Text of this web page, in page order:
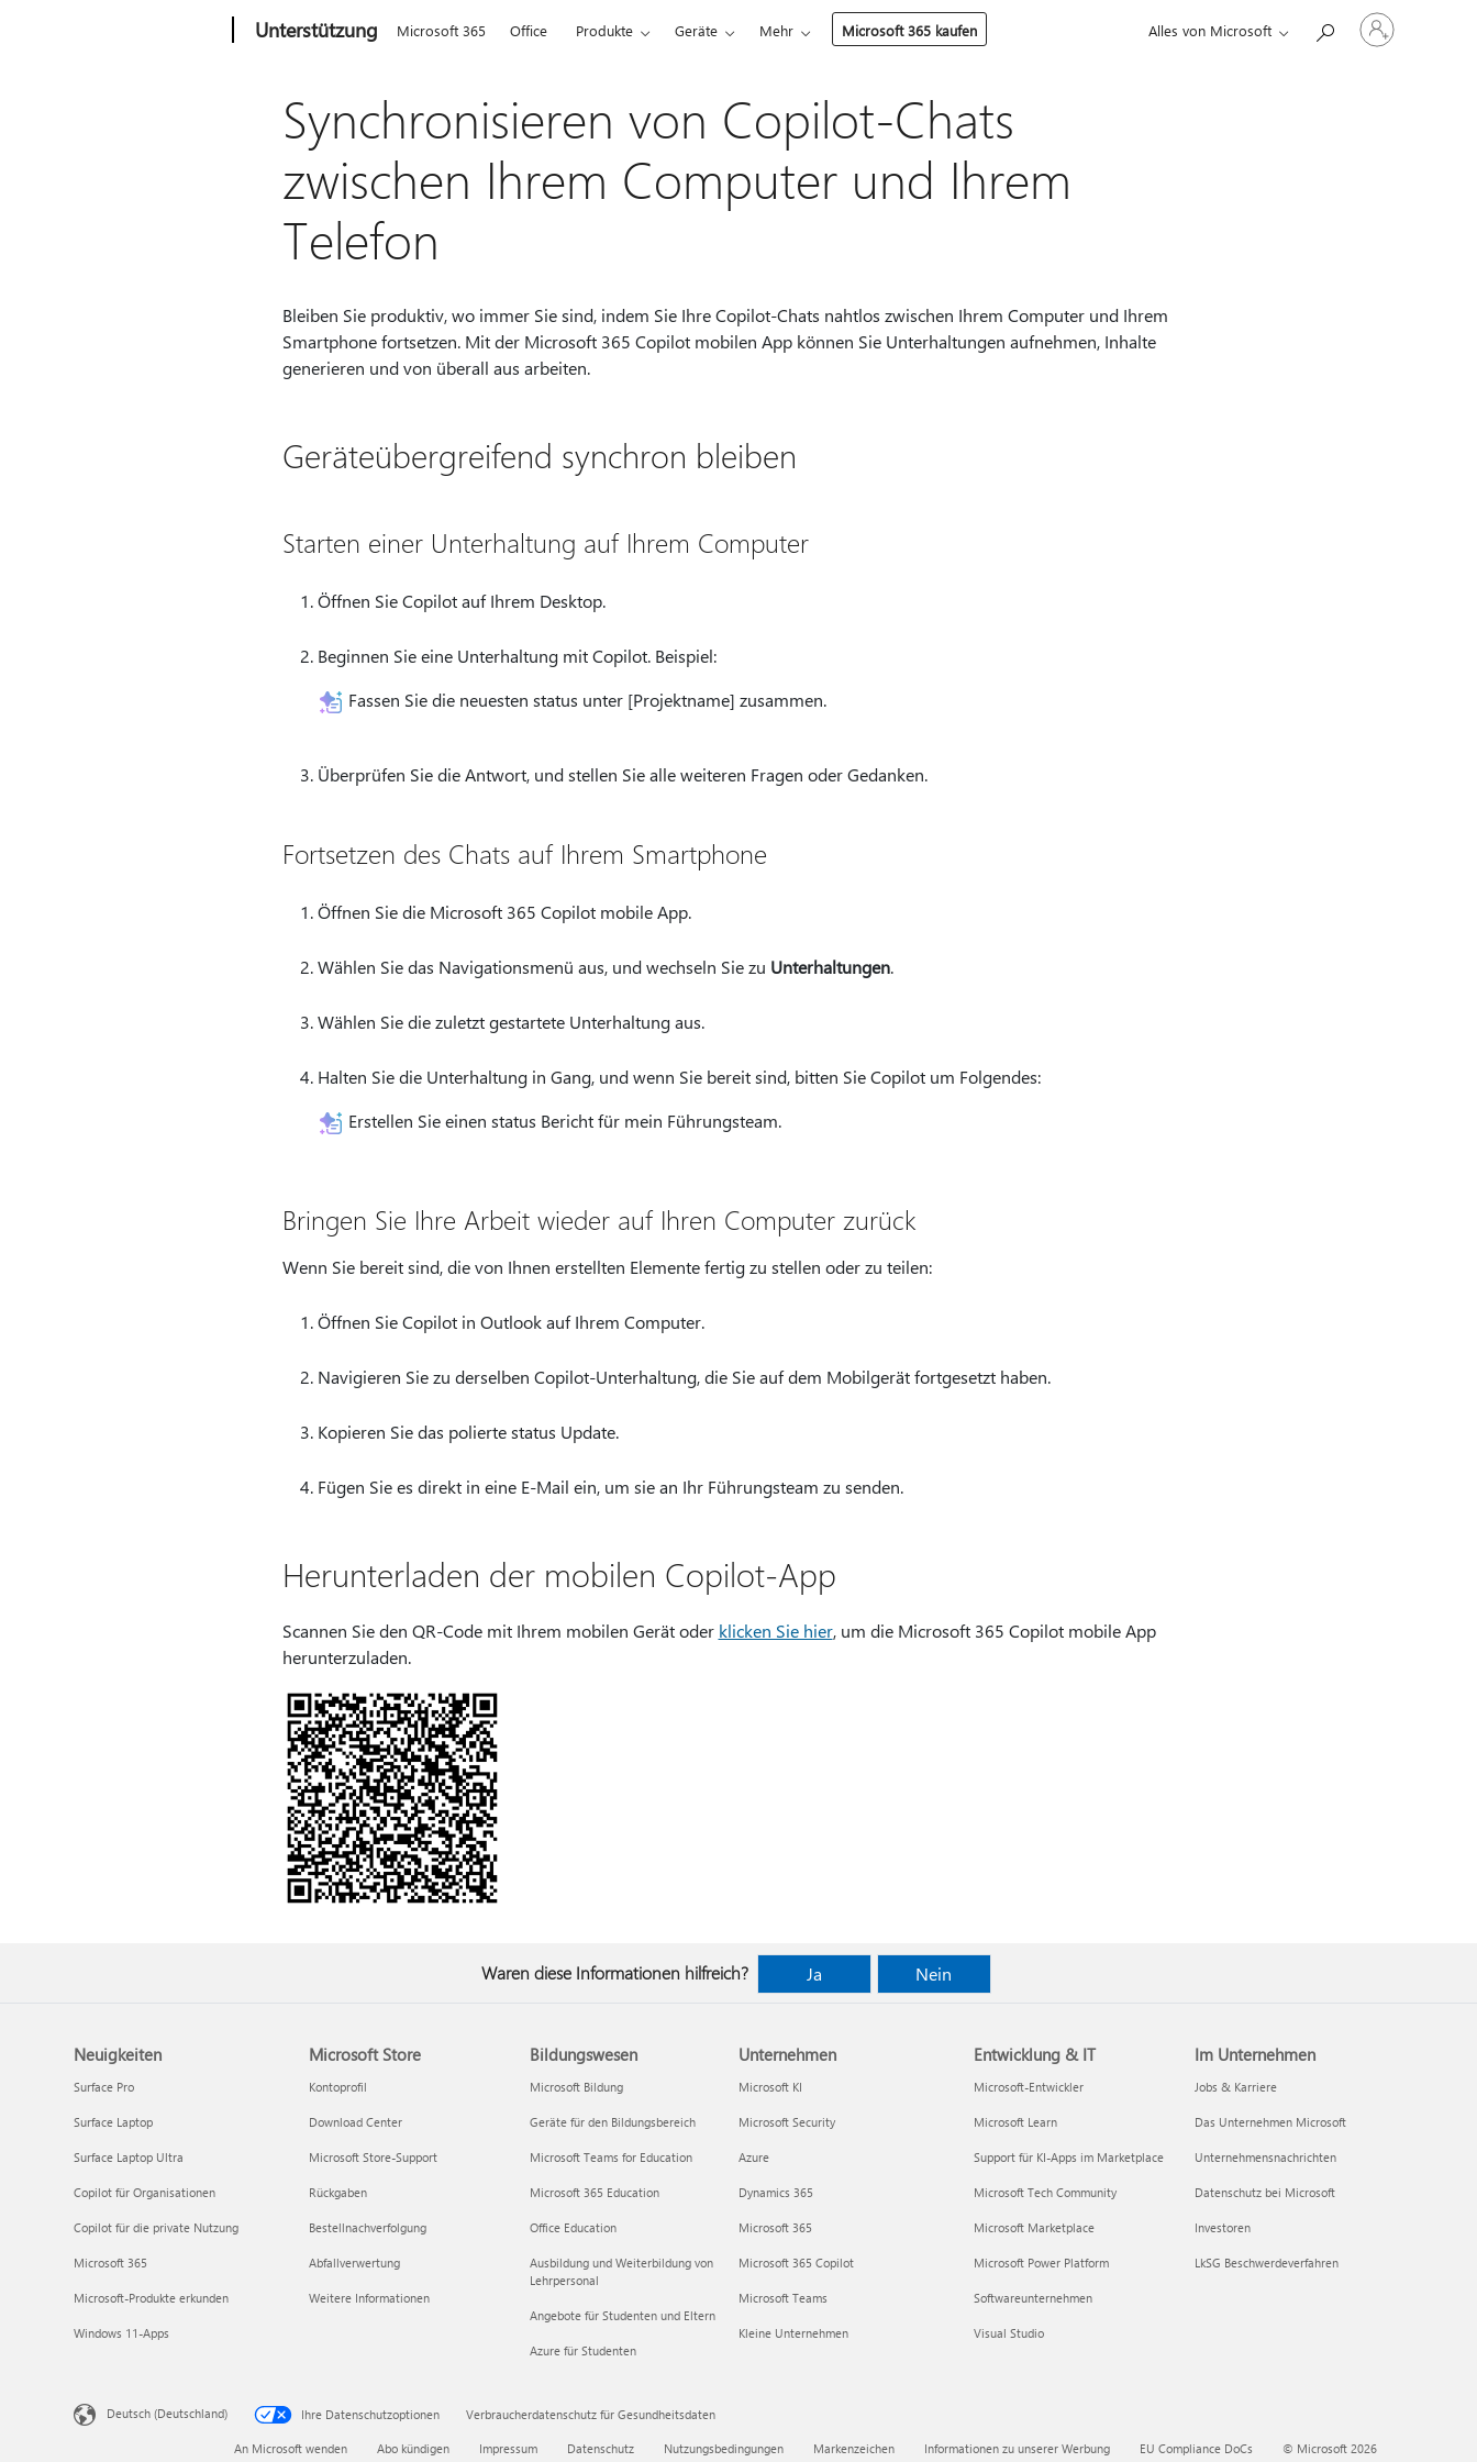
Unterstützung Microsoft 365 Office Produkte Geräte Mehr Microsoft 365 kaufen Alles von Microsoft
Bei
Ihrem
Konto
Synchronisieren von Copilot-Chats
zwischen Ihrem Computer und Ihrem
Telefon
Bleiben Sie produktiv, wo immer Sie sind, indem Sie Ihre Copilot-Chats nahtlos zwischen Ihrem Computer und Ihrem
Smartphone fortsetzen. Mit der Microsoft 365 Copilot mobilen App können Sie Unterhaltungen aufnehmen, Inhalte
generieren und von überall aus arbeiten.
Geräteübergreifend synchron bleiben
Starten einer Unterhaltung auf Ihrem Computer
Öffnen Sie Copilot auf Ihrem Desktop.
Beginnen Sie eine Unterhaltung mit Copilot. Beispiel:
Fassen Sie die neuesten status unter [Projektname] zusammen.
Überprüfen Sie die Antwort, und stellen Sie alle weiteren Fragen oder Gedanken.
Fortsetzen des Chats auf Ihrem Smartphone
Öffnen Sie die Microsoft 365 Copilot mobile App.
Wählen Sie das Navigationsmenü aus, und wechseln Sie zu Unterhaltungen.
Wählen Sie die zuletzt gestartete Unterhaltung aus.
Halten Sie die Unterhaltung in Gang, und wenn Sie bereit sind, bitten Sie Copilot um Folgendes:
Erstellen Sie einen status Bericht für mein Führungsteam.
Bringen Sie Ihre Arbeit wieder auf Ihren Computer zurück
Wenn Sie bereit sind, die von Ihnen erstellten Elemente fertig zu stellen oder zu teilen:
Öffnen Sie Copilot in Outlook auf Ihrem Computer.
Navigieren Sie zu derselben Copilot-Unterhaltung, die Sie auf dem Mobilgerät fortgesetzt haben.
Kopieren Sie das polierte status Update.
Fügen Sie es direkt in eine E-Mail ein, um sie an Ihr Führungsteam zu senden.
Herunterladen der mobilen Copilot-App
Scannen Sie den QR-Code mit Ihrem mobilen Gerät oder klicken Sie hier, um die Microsoft 365 Copilot mobile App
herunterzuladen.
Waren diese Informationen hilfreich? Ja Nein
Neuigkeiten
Surface Pro
Surface Laptop
Surface Laptop Ultra
Copilot für Organisationen
Copilot für die private Nutzung
Microsoft 365
Microsoft-Produkte erkunden
Windows 11-Apps
Microsoft Store
Kontoprofil
Download Center
Microsoft Store-Support
Rückgaben
Bestellnachverfolgung
Abfallverwertung
Weitere Informationen
Bildungswesen
Microsoft Bildung
Geräte für den Bildungsbereich
Microsoft Teams for Education
Microsoft 365 Education
Office Education
Ausbildung und Weiterbildung von
Lehrpersonal
Angebote für Studenten und Eltern
Azure für Studenten
Unternehmen
Microsoft KI
Microsoft Security
Azure
Dynamics 365
Microsoft 365
Microsoft 365 Copilot
Microsoft Teams
Kleine Unternehmen
Entwicklung & IT
Microsoft-Entwickler
Microsoft Learn
Support für KI-Apps im Marketplace
Microsoft Tech Community
Microsoft Marketplace
Microsoft Power Platform
Softwareunternehmen
Visual Studio
Im Unternehmen
Jobs & Karriere
Das Unternehmen Microsoft
Unternehmensnachrichten
Datenschutz bei Microsoft
Investoren
LkSG Beschwerdeverfahren
Deutsch (Deutschland) Ihre Datenschutzoptionen Verbraucherdatenschutz für Gesundheitsdaten
An Microsoft wenden Abo kündigen Impressum Datenschutz Nutzungsbedingungen Markenzeichen Informationen zu unserer Werbung EU Compliance DoCs © Microsoft 2026